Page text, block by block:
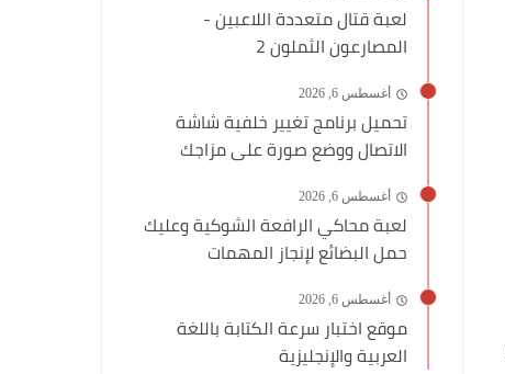
لعبة قتال متعددة اللاعبين -
المصارعون الثملون 2
أغسطس 6, 2026
تحميل برنامج تغيير خلفية شاشة
الاتصال ووضع صورة على مزاجك
أغسطس 6, 2026
لعبة محاكي الرافعة الشوكية وعليك
حمل البضائع لإنجاز المهمات
أغسطس 6, 2026
موقع اختبار سرعة الكتابة باللغة
العربية والإنجليزية